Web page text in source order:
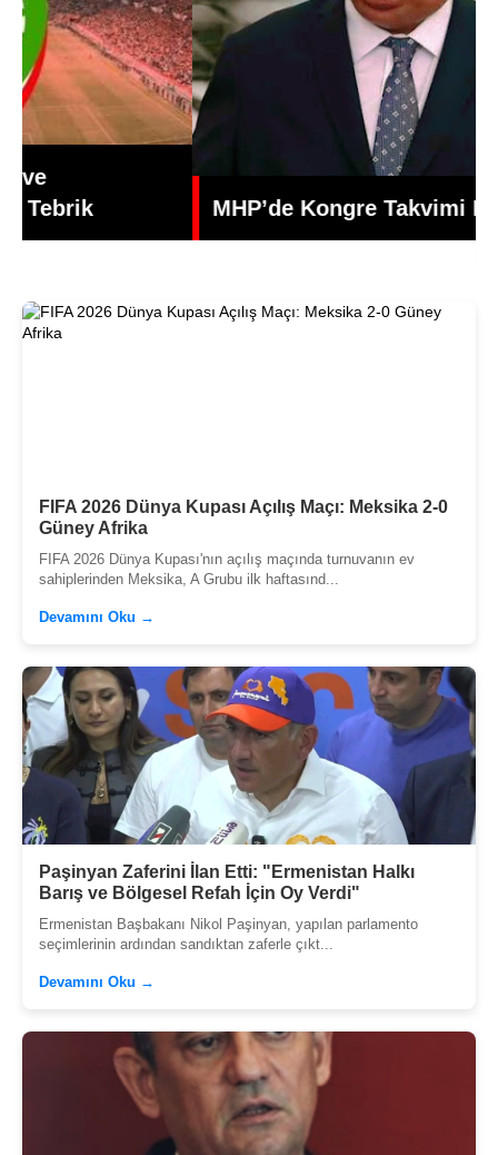
MHP’de Kongre Takvimi Belli Oldu
FIFA 2026 Dünya Kupası Açılış Maçı: Meksika 2-0
Güney Afrika
FIFA 2026 Dünya Kupası'nın açılış maçında turnuvanın ev
sahiplerinden Meksika, A Grubu ilk haftasınd...
Devamını Oku →
Paşinyan Zaferini İlan Etti: "Ermenistan Halkı
Barış ve Bölgesel Refah İçin Oy Verdi"
Ermenistan Başbakanı Nikol Paşinyan, yapılan parlamento
seçimlerinin ardından sandıktan zaferle çıkt...
Devamını Oku →